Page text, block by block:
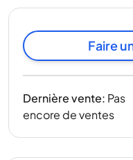
Faire
Dernière vente: Pas
encore de ventes